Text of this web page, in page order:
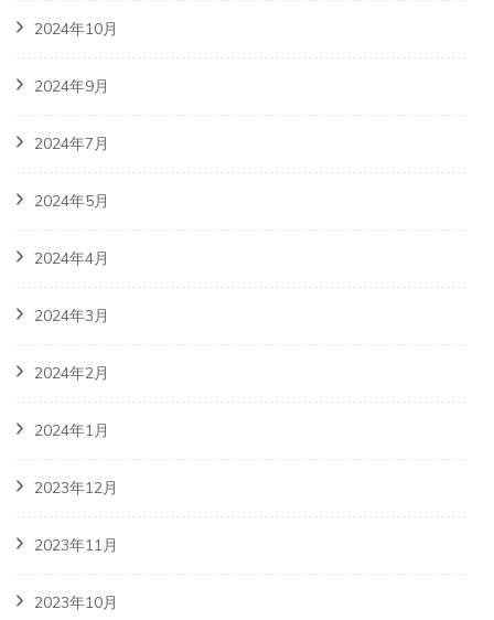
2024年10月
2024年9月
2024年7月
2024年5月
2024年4月
2024年3月
2024年2月
2024年1月
2023年12月
2023年11月
2023年10月